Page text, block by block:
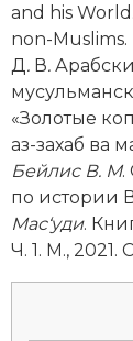
and his
non-
Д . В.
«Золотые
аз-захаб ва
Бейлис В. М.
по истории
Мас‘уди.
Ч. 1. М., 2021.